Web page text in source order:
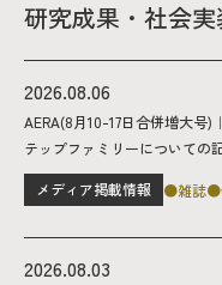
研究成果・社会実
2026.08.06
AERA(8月10-17日合併増大号
テップファミリーについての
メディア掲載情報
雑誌
2026.08.03